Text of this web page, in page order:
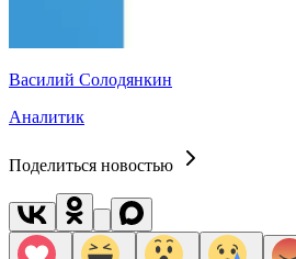
Василий Солодянкин
Аналитик
Поделиться новостью